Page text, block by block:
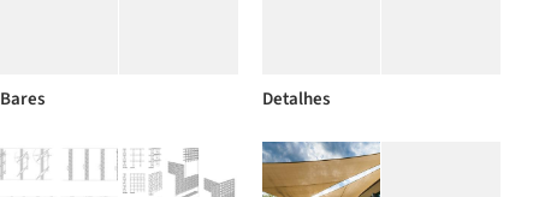
Bares Detalhes